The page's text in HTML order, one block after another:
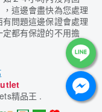
這邊會盡快為您處理
問題這邊保證會處理
都有保證的不用擔
精品王 .